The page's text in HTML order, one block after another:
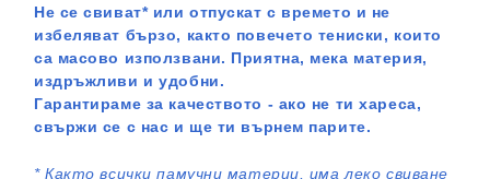
Не се свиват* или отпускат с времето и не
избеляват бързо, както повечето тениски, които
са масово използвани. Приятна, мека материя,
издръжливи и удобни.
Гарантираме за качеството - ако не ти хареса,
свържи се с нас и ще ти върнем парите.
*Както всички памучни материи, има леко свиване